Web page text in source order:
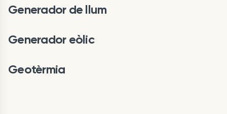
Generador de llum
Generador eòlic
Geotèrmia